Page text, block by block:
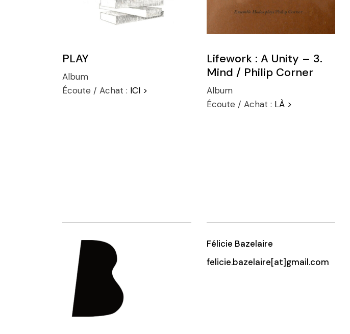
PLAY
Album
Écoute / Achat : ICI >
Lifework : A Unity – 3.
Mind / Philip Corner
Album
Écoute / Achat : LÀ >
Félicie Bazelaire
felicie.bazelaire[at]gmail.com